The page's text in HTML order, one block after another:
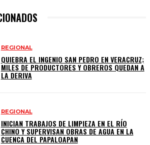
REGIONAL
QUIEBRA EL INGENIO SAN PEDRO EN VERACRUZ;
MILES DE PRODUCTORES Y OBREROS QUEDAN A
LA DERIVA
REGIONAL
INICIAN TRABAJOS DE LIMPIEZA EN EL RÍO
CHINO Y SUPERVISAN OBRAS DE AGUA EN LA
CUENCA DEL PAPALOAPAN